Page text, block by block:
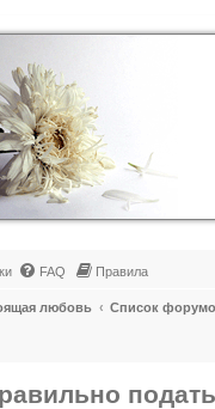
FAQ Правила
любовь Список